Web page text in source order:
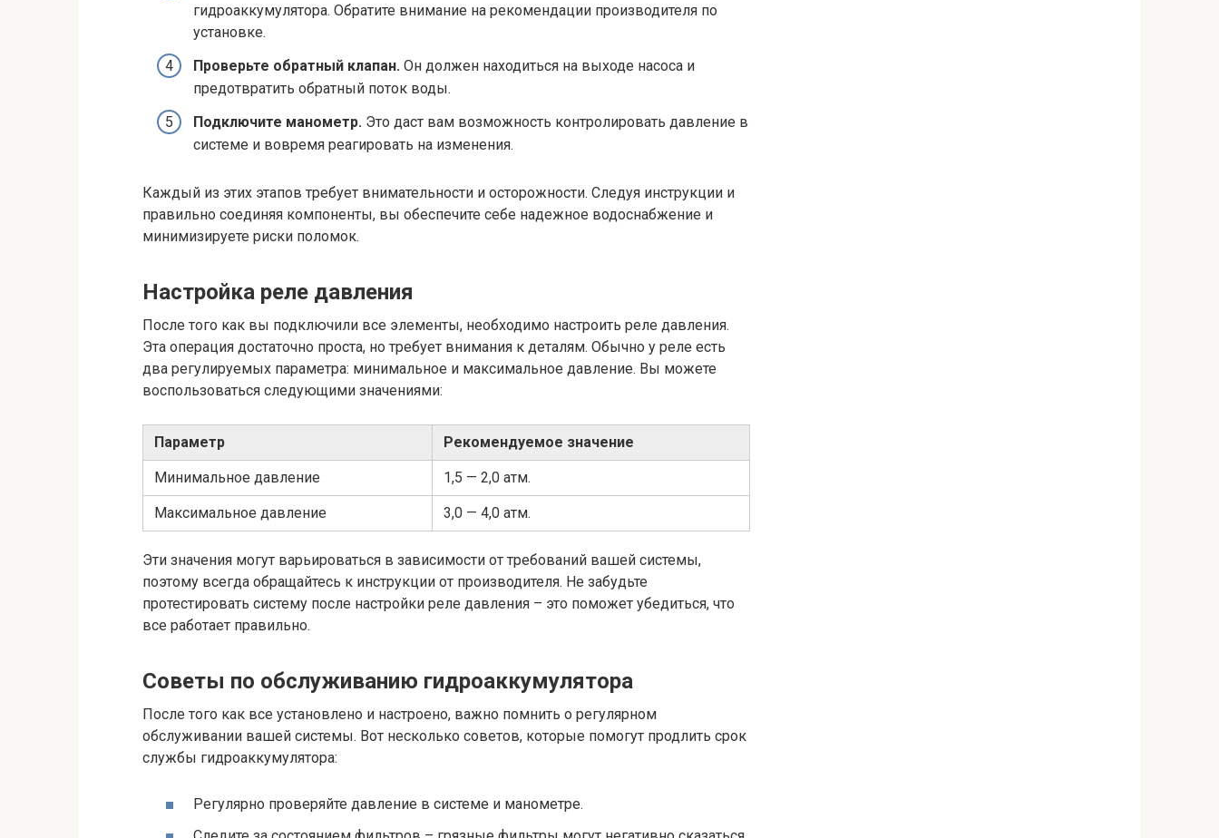
гидроаккумулятора. Обратите внимание на рекомендации производителя по
установке.
Проверьте обратный клапан. Он должен находиться на выходе насоса и
предотвратить обратный поток воды.
Подключите манометр. Это даст вам возможность контролировать давление в
системе и вовремя реагировать на изменения.
Каждый из этих этапов требует внимательности и осторожности. Следуя инструкции и
правильно соединяя компоненты, вы обеспечите себе надежное водоснабжение и
минимизируете риски поломок.
Настройка реле давления
После того как вы подключили все элементы, необходимо настроить реле давления.
Эта операция достаточно проста, но требует внимания к деталям. Обычно у реле есть
два регулируемых параметра: минимальное и максимальное давление. Вы можете
воспользоваться следующими значениями:
Параметр Рекомендуемое значение
Минимальное давление 1,5 — 2,0 атм.
Максимальное давление 3,0 — 4,0 атм.
Эти значения могут варьироваться в зависимости от требований вашей системы,
поэтому всегда обращайтесь к инструкции от производителя. Не забудьте
протестировать систему после настройки реле давления – это поможет убедиться, что
все работает правильно.
Советы по обслуживанию гидроаккумулятора
После того как все установлено и настроено, важно помнить о регулярном
обслуживании вашей системы. Вот несколько советов, которые помогут продлить срок
службы гидроаккумулятора:
Регулярно проверяйте давление в системе и манометре.